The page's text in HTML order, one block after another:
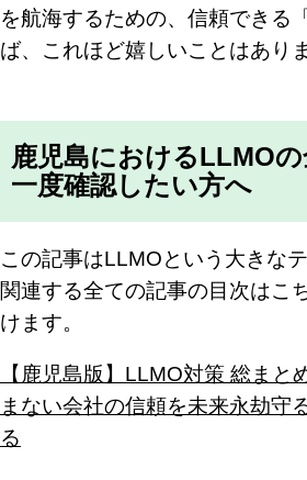
を航海するための、信頼できる
ば、これほど嬉しいことはあり
鹿児島におけるLLMOの
一度確認したい方へ
この記事はLLMOという大きな
関連する全ての記事の目次はこ
けます。
【鹿児島版】LLMO対策 総まと
まない会社の信頼を未来永劫守
る